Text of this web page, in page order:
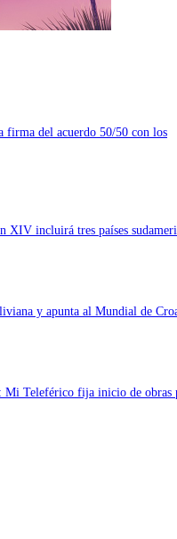
firma del acuerdo 50/50 con los
XIV incluirá tres países
y apunta al Mundial de
Mi Teleférico fija inicio de obras